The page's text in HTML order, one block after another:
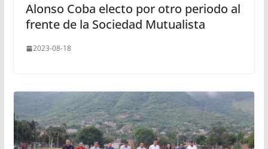
Alonso Coba electo por otro periodo al
frente de la Sociedad Mutualista
2023-08-18